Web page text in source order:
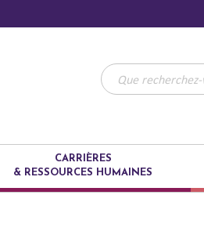
CARRIÈRES
& RESSOURCES HUMAINES